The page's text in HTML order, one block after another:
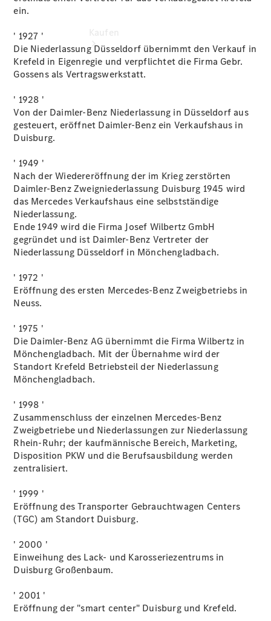
Übersicht
Benz
Store
Neuwagenangebote
Best Deal
Gewerbekunden
Finanzierung
Privatkunden
Finanzierung
verfügbare
Angebote
V-Klasse
V-Klasse
Der
Technologie
ein.
' 1927 '
Die Niederlassung Düsseldorf übernimmt den Verkauf in
Krefeld in Eigenregie und verpflichtet die Firma Gebr.
Gossens als Vertragswerkstatt.
' 1928 '
Von der Daimler-Benz Niederlassung in Düsseldorf aus
gesteuert, eröffnet Daimler-Benz ein Verkaufshaus in
Duisburg.
' 1949 '
Nach der Wiedereröffnung der im Krieg zerstörten
Daimler-Benz Zweigniederlassung Duisburg 1945 wird
das Mercedes Verkaufshaus eine selbstständige
Niederlassung.
Ende 1949 wird die Firma Josef Wilbertz GmbH
gegründet und ist Daimler-Benz Vertreter der
Niederlassung Düsseldorf in Mönchengladbach.
' 1972 '
Eröffnung des ersten Mercedes-Benz Zweigbetriebs in
Neuss.
' 1975 '
Die Daimler-Benz AG übernimmt die Firma Wilbertz in
Mönchengladbach. Mit der Übernahme wird der
Standort Krefeld Betriebsteil der Niederlassung
Mönchengladbach.
' 1998 '
Zusammenschluss der einzelnen Mercedes-Benz
Zweigbetriebe und Niederlassungen zur Niederlassung
Rhein-Ruhr; der kaufmännische Bereich, Marketing,
Disposition PKW und die Berufsausbildung werden
zentralisiert.
' 1999 '
Eröffnung des Transporter Gebrauchtwagen Centers
(TGC) am Standort Duisburg.
' 2000 '
Einweihung des Lack- und Karosseriezentrums in
Duisburg Großenbaum.
' 2001 '
Eröffnung der "smart center" Duisburg und Krefeld.